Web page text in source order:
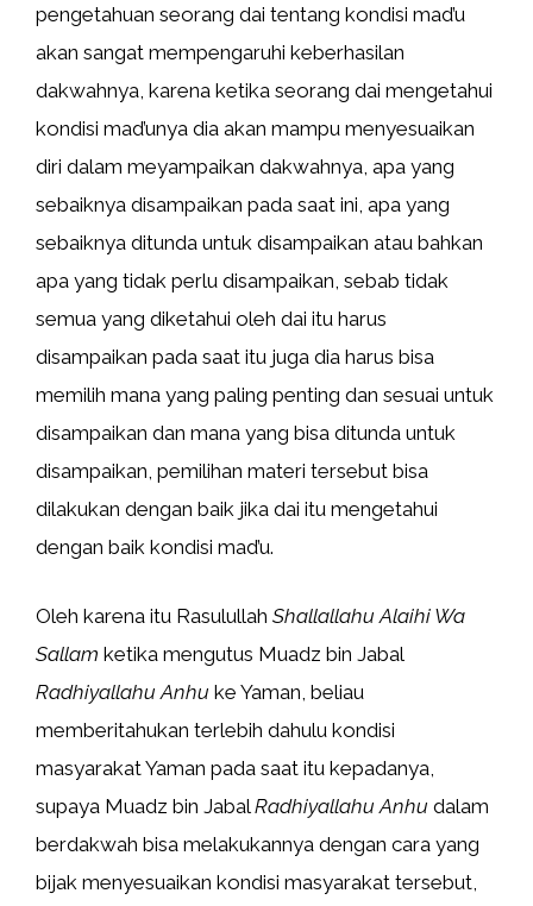
pengetahuan seorang dai tentang kondisi mad’u
akan sangat mempengaruhi keberhasilan
dakwahnya, karena ketika seorang dai mengetahui
kondisi mad’unya dia akan mampu menyesuaikan
diri dalam meyampaikan dakwahnya, apa yang
sebaiknya disampaikan pada saat ini, apa yang
sebaiknya ditunda untuk disampaikan atau bahkan
apa yang tidak perlu disampaikan, sebab tidak
semua yang diketahui oleh dai itu harus
disampaikan pada saat itu juga dia harus bisa
memilih mana yang paling penting dan sesuai untuk
disampaikan dan mana yang bisa ditunda untuk
disampaikan, pemilihan materi tersebut bisa
dilakukan dengan baik jika dai itu mengetahui
dengan baik kondisi mad’u.
Oleh karena itu Rasulullah Shallallahu Alaihi Wa
Sallam ketika mengutus Muadz bin Jabal
Radhiyallahu Anhu ke Yaman, beliau
memberitahukan terlebih dahulu kondisi
masyarakat Yaman pada saat itu kepadanya,
supaya Muadz bin JabalRadhiyallahu Anhu dalam
berdakwah bisa melakukannya dengan cara yang
bijak menyesuaikan kondisi masyarakat tersebut,